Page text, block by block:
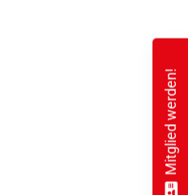
Mitglied werden!